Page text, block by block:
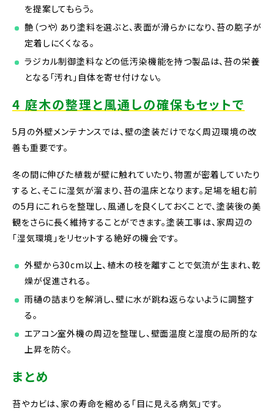
を提案してもらう。
艶（つや）あり塗料を選ぶと、表面が滑らかになり、苔の胞子が
定着しにくくなる。
ラジカル制御塗料などの低汚染機能を持つ製品は、苔の栄養
となる「汚れ」自体を寄せ付けない。
4 庭木の整理と風通しの確保もセットで
5月の外壁メンテナンスでは、壁の塗装だけでなく周辺環境の改
善も重要です。
冬の間に伸びた植栽が壁に触れていたり、物置が密着していたり
すると、そこに湿気が溜まり、苔の温床となります。足場を組む前
の5月にこれらを整理し、風通しを良くしておくことで、塗装後の美
観をさらに長く維持することができます。塗装工事は、家周辺の
「湿気環境」をリセットする絶好の機会です。
外壁から30cm以上、植木の枝を離すことで気流が生まれ、乾
燥が促進される。
雨樋の詰まりを解消し、壁に水が跳ね返らないように調整す
る。
エアコン室外機の周辺を整理し、壁面温度と湿度の局所的な
上昇を防ぐ。
まとめ
苔やカビは、家の寿命を縮める「目に見える病気」です。